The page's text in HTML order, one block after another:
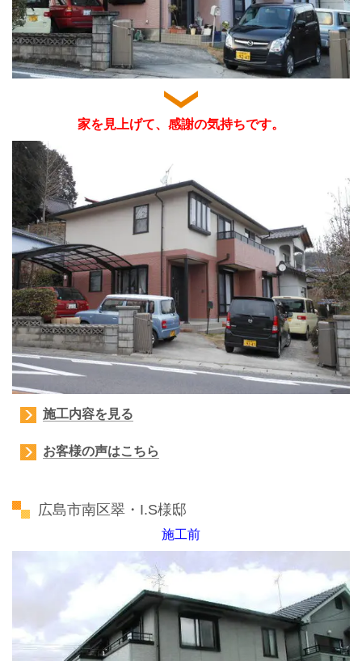
家を見上げて、感謝の気持ちです。
施工内容を見る
お客様の声はこちら
広島市南区翠・I.S様邸
施工前